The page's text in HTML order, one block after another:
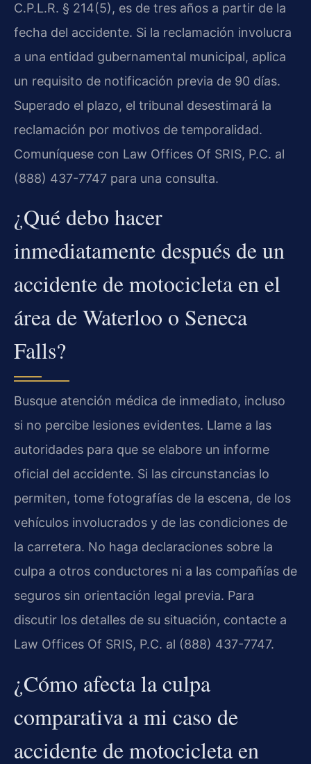
C.P.L.R. § 214(5), es de tres años a partir de la
fecha del accidente. Si la reclamación involucra
a una entidad gubernamental municipal, aplica
un requisito de notificación previa de 90 días.
Superado el plazo, el tribunal desestimará la
reclamación por motivos de temporalidad.
Comuníquese con Law Offices Of SRIS, P.C. al
(888) 437-7747 para una consulta.
¿Qué debo hacer
inmediatamente después de un
accidente de motocicleta en el
área de Waterloo o Seneca
Falls?
Busque atención médica de inmediato, incluso
si no percibe lesiones evidentes. Llame a las
autoridades para que se elabore un informe
oficial del accidente. Si las circunstancias lo
permiten, tome fotografías de la escena, de los
vehículos involucrados y de las condiciones de
la carretera. No haga declaraciones sobre la
culpa a otros conductores ni a las compañías de
seguros sin orientación legal previa. Para
discutir los detalles de su situación, contacte a
Law Offices Of SRIS, P.C. al (888) 437-7747.
¿Cómo afecta la culpa
comparativa a mi caso de
accidente de motocicleta en